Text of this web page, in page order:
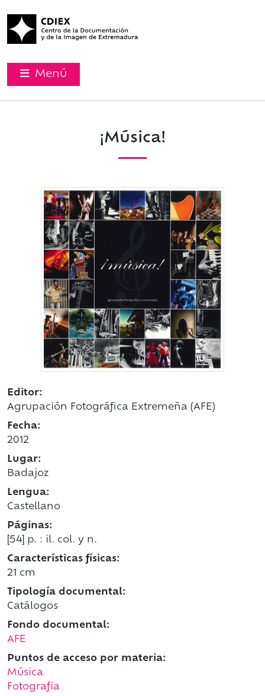
Menú
¡Música!
Editor:
Agrupación Fotográfica Extremeña (AFE)
Fecha:
2012
Lugar:
Badajoz
Lengua:
Castellano
Páginas:
[54] p. : il. col. y n.
Características físicas:
21 cm
Tipología documental:
Catálogos
Fondo documental:
AFE
Puntos de acceso por materia:
Música
Fotografía